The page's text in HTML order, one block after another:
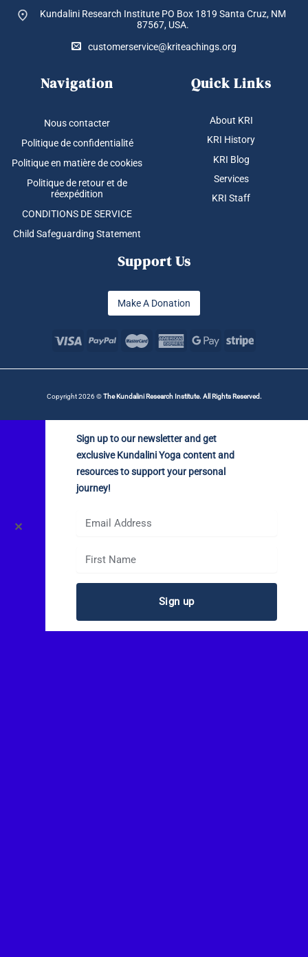
Kundalini Research Institute PO Box 1819 Santa Cruz, NM
87567, USA.
customerservice@kriteachings.org
Navigation
Nous contacter
Politique de confidentialité
Politique en matière de cookies
Politique de retour et de
réexpédition
CONDITIONS DE SERVICE
Child Safeguarding Statement
Quick Links
About KRI
KRI History
KRI Blog
Services
KRI Staff
Support Us
Make A Donation
Copyright 2026 ©The Kundalini Research Institute. All Rights Reserved.
✕
Sign up to our newsletter and get
exclusive Kundalini Yoga content and
resources to support your personal
journey!
Sign up